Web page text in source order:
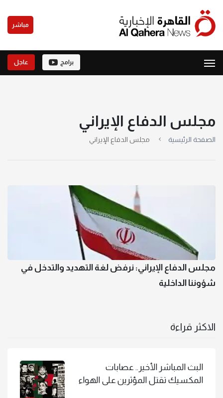
مباشر
برامج عاجل
مجلس الدفاع الإيراني
الصفحة الرئيسية مجلس الدفاع الإيراني
مجلس الدفاع الإيراني: نرفض لغة التهديد والتدخل في
شؤوننا الداخلية
الاكثر قراءة
البث المباشر الأخير.. عصابات
المكسيك تقتل المؤثرين على الهواء